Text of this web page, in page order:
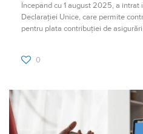
Începând cu 1 august 2025, a intrat
Declarației Unice, care permite
pentru plata contribuției de
0